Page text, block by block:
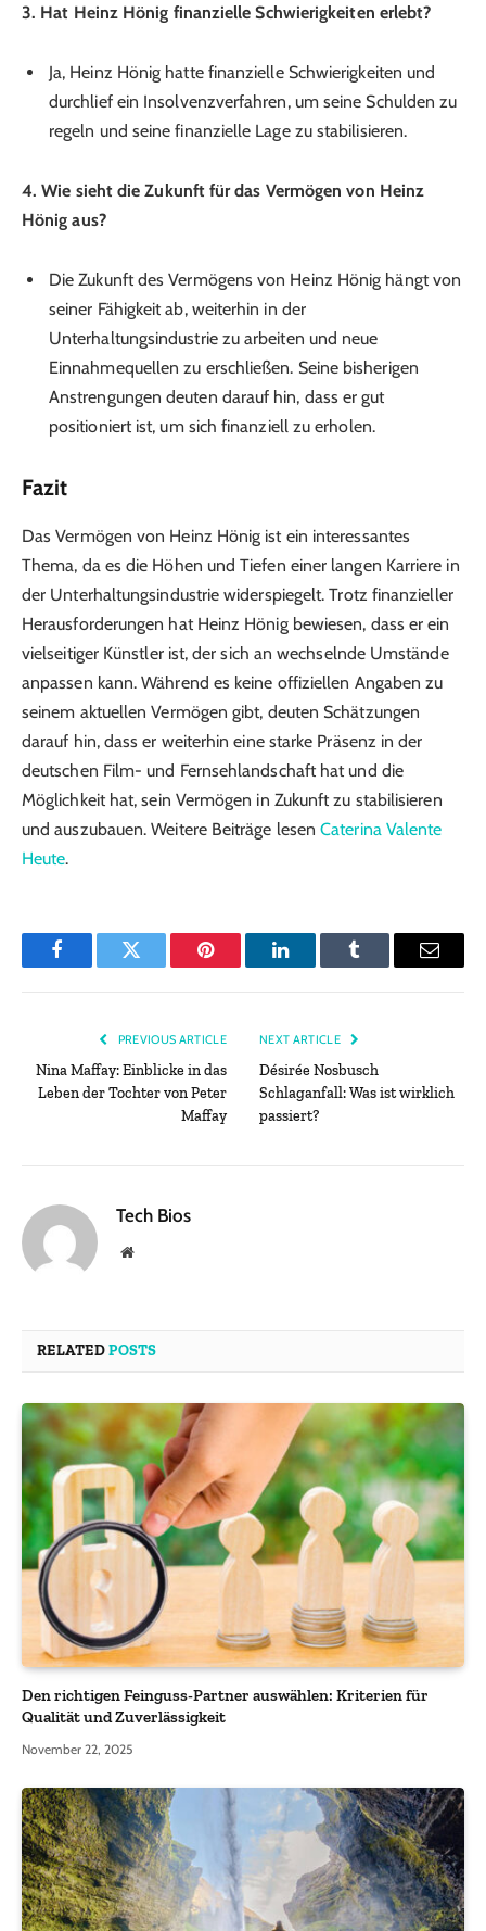
3. Hat Heinz Hönig finanzielle Schwierigkeiten erlebt?
Ja, Heinz Hönig hatte finanzielle Schwierigkeiten und
durchlief ein Insolvenzverfahren, um seine Schulden zu
regeln und seine finanzielle Lage zu stabilisieren.
4. Wie sieht die Zukunft für das Vermögen von Heinz
Hönig aus?
Die Zukunft des Vermögens von Heinz Hönig hängt von
seiner Fähigkeit ab, weiterhin in der
Unterhaltungsindustrie zu arbeiten und neue
Einnahmequellen zu erschließen. Seine bisherigen
Anstrengungen deuten darauf hin, dass er gut
positioniert ist, um sich finanziell zu erholen.
Fazit
Das Vermögen von Heinz Hönig ist ein interessantes
Thema, da es die Höhen und Tiefen einer langen Karriere in
der Unterhaltungsindustrie widerspiegelt. Trotz finanzieller
Herausforderungen hat Heinz Hönig bewiesen, dass er ein
vielseitiger Künstler ist, der sich an wechselnde Umstände
anpassen kann. Während es keine offiziellen Angaben zu
seinem aktuellen Vermögen gibt, deuten Schätzungen
darauf hin, dass er weiterhin eine starke Präsenz in der
deutschen Film- und Fernsehlandschaft hat und die
Möglichkeit hat, sein Vermögen in Zukunft zu stabilisieren
und auszubauen. Weitere Beiträge lesenCaterina Valente
Heute.
FacebookTwitter Pinterest LinkedInTumblr Email
PREVIOUS ARTICLE
Nina Maffay: Einblicke in das
Leben der Tochter von Peter
Maffay
NEXT ARTICLE
Désirée Nosbusch
Schlaganfall: Was ist wirklich
passiert?
Tech Bios
Website
RELATEDPOSTS
Den richtigen Feinguss-Partner auswählen: Kriterien für
Qualität und Zuverlässigkeit
November 22, 2025